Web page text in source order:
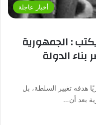
أخبار عاجلة
: الجمهورية
الدولة
هدفه تغيير السلطة، بل
بعد أن…